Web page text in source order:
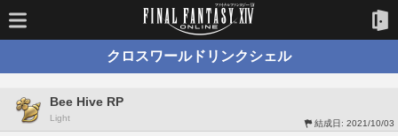
クロスワールドリンクシェル
Bee Hive RP
Light
結成日:2021/10/03